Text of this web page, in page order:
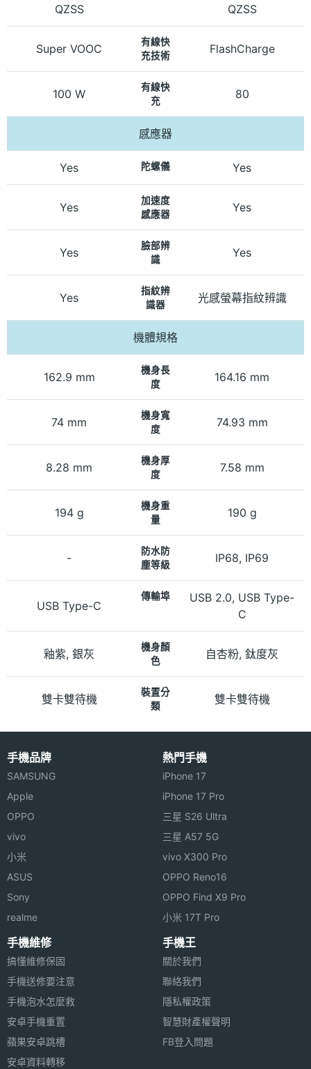
QZSS
QZSS
Super VOOC
有線快
充技術
FlashCharge
100 W
有線快
充
80
感應器
Yes 陀螺儀 Yes
Yes
加速度
感應器
Yes
Yes
臉部辨
識
Yes
Yes
指紋辨
識器
光感螢幕指紋辨識
機體規格
162.9 mm
機身長
度
164.16 mm
74 mm
機身寬
度
74.93 mm
8.28 mm
機身厚
度
7.58 mm
194 g
機身重
量
190 g
-
防水防
塵等級
IP68, IP69
USB Type-C
傳輸埠
USB 2.0, USB Type-
C
釉紫, 銀灰
機身顏
色
自杏粉, 鈦度灰
雙卡雙待機
裝置分
類
雙卡雙待機
手機品牌
SAMSUNG
Apple
OPPO
vivo
小米
ASUS
Sony
realme
熱門手機
iPhone 17
iPhone 17 Pro
三星 S26 Ultra
三星 A57 5G
vivo X300 Pro
OPPO Reno16
OPPO Find X9 Pro
小米 17T Pro
手機維修
搞懂維修保固
手機送修要注意
手機泡水怎麼救
安卓手機重置
蘋果安卓跳槽
安卓資料轉移
手機王
關於我們
聯絡我們
隱私權政策
智慧財產權聲明
FB登入問題